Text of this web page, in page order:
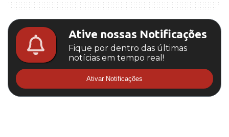
Ative nossas Notificações
Fique por dentro das últimas
notícias em tempo real!
Ativar Notificações